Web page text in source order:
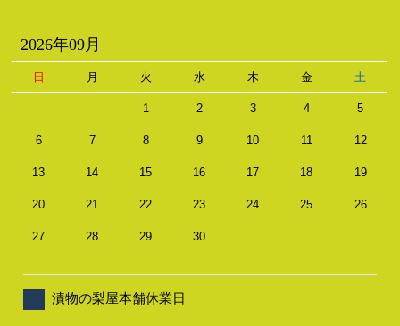
2026年09月
日 月 火 水 木 金 土
1 2 3 4 5
6 7 8 9 10 11 12
13 14 15 16 17 18 19
20 21 22 23 24 25 26
27 28 29 30
漬物の梨屋本舗休業日